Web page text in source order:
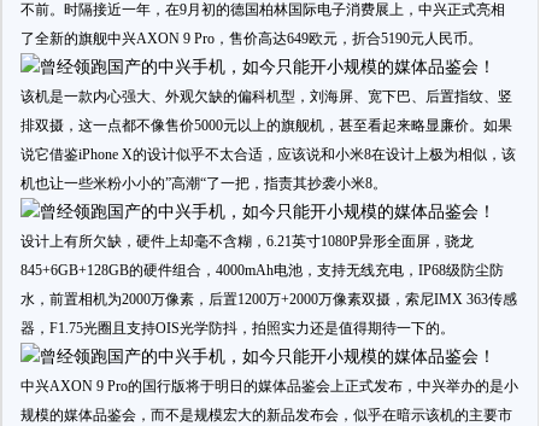
不前。时隔接近一年，在9月初的德国柏林国际电子消费展上，中兴正式亮相
了全新的旗舰中兴AXON 9 Pro，售价高达649欧元，折合5190元人民币。
该机是一款内心强大、外观欠缺的偏科机型，刘海屏、宽下巴、后置指纹、竖
排双摄，这一点都不像售价5000元以上的旗舰机，甚至看起来略显廉价。如果
说它借鉴iPhone X的设计似乎不太合适，应该说和小米8在设计上极为相似，该
机也让一些米粉小小的”高潮“了一把，指责其抄袭小米8。
设计上有所欠缺，硬件上却毫不含糊，6.21英寸1080P异形全面屏，骁龙
845+6GB+128GB的硬件组合，4000mAh电池，支持无线充电，IP68级防尘防
水，前置相机为2000万像素，后置1200万+2000万像素双摄，索尼IMX 363传感
器，F1.75光圈且支持OIS光学防抖，拍照实力还是值得期待一下的。
中兴AXON 9 Pro的国行版将于明日的媒体品鉴会上正式发布，中兴举办的是小
规模的媒体品鉴会，而不是规模宏大的新品发布会，似乎在暗示该机的主要市